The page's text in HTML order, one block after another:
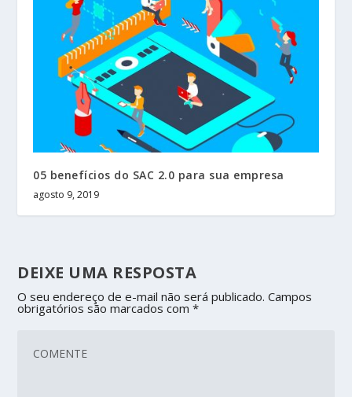
05 benefícios do SAC 2.0 para sua empresa
agosto 9, 2019
DEIXE UMA RESPOSTA
O seu endereço de e-mail não será publicado. Campos
obrigatórios são marcados com*